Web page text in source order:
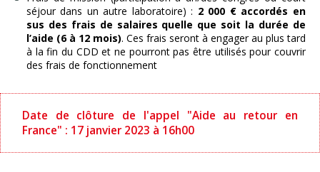
séjour dans un autre laboratoire) : 2 000 € accordés en
sus des frais de salaires quelle que soit la durée de
l’aide (6 à 12 mois). Ces frais seront à engager au plus tard
à la fin du CDD et ne pourront pas être utilisés pour couvrir
des frais de fonctionnement
Date de clôture de l'appel "Aide au retour en
France" : 17 janvier 2023 à 16h00